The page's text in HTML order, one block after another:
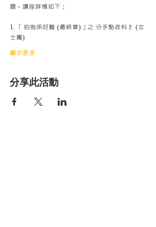
題。講座詳情如下：
1. 「拍拖係好難 (最終章)」之 分手點收科？ (女
士篇)
顯示更多
分享此活動